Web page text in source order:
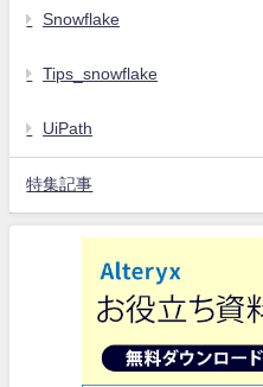
Snowflake
Tips_snowflake
UiPath
特集記事